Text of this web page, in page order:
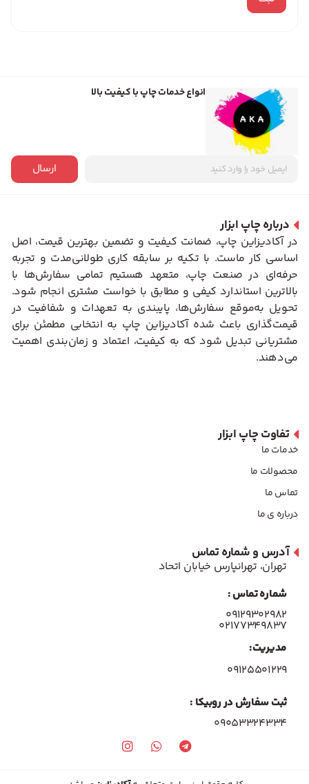
انواع خدمات چاپ با کیفیت بالا
ارسال
درباره چاپ ابزار
در آکادیزاین چاپ، ضمانت کیفیت و تضمین بهترین قیمت، اصل
اساسی کار ماست. با تکیه بر سابقه کاری طولانی‌مدت و تجربه
حرفه‌ای در صنعت چاپ، متعهد هستیم تمامی سفارش‌ها با
بالاترین استاندارد کیفی و مطابق با خواست مشتری انجام شود.
تحویل به‌موقع سفارش‌ها، پایبندی به تعهدات و شفافیت در
قیمت‌گذاری باعث شده آکادیزاین چاپ به انتخابی مطمئن برای
مشتریانی تبدیل شود که به کیفیت، اعتماد و زمان‌بندی اهمیت
می‌دهند.
تفاوت چاپ ابزار
خدمات ما
محصولات ما
تماس ما
درباره ی ما
آدرس و شماره تماس
تهران، تهرانپارس خیابان اتحاد
شماره تماس :
۰۹۱۲۹۳۰۲۹۸۲
۰۲۱۷۷۳۴۹۸۳۷
مدیریت:
۰۹۱۲۵۵۰۱۲۲۹
ثبت سفارش در روبیکا :
09053324334